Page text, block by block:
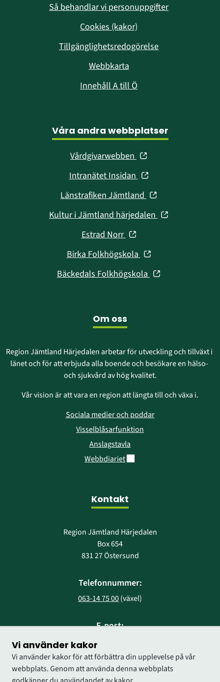
Vi använder kakor
Vi använder kakor för att förbättra din upplevelse på vår
webbplats. Genom att använda denna webbplats
Så behandlar vi personuppgifter
Cookies (kakor)
Tillgänglighetsredogörelse
Webbkarta
Innehåll A till Ö
Våra andra webbplatser
Vårdgivarwebben (öppnas
nytt
fönster)
Intranätet Insidan (öppnas
nytt
fönster)
Länstrafiken Jämtland (öppnas
nytt
Kultur i Jämtland härjedalen (öppnas
Estrad Norr (öppnas
nytt
fönster)
Birka Folkhögskola (öppnas
nytt
Bäckedals Folkhögskola (öppnas
Om oss
Region Jämtland Härjedalen arbetar för utveckling och tillväxt i
länet och för att erbjuda alla boende och besökare en hälso-
och sjukvård av hög kvalitet.
Vår vision är att vara en region att längta till och växa i.
Sociala medier och poddar
Visselblåsarfunktion
Anslagstavla
WebbdiarietLänk till annan webbplats.
Kontakt
Region Jämtland Härjedalen
Box 654
831 27 Östersund
Telefonnummer:
063-14 75 00 (växel)
E-post:
region@regionjh.se